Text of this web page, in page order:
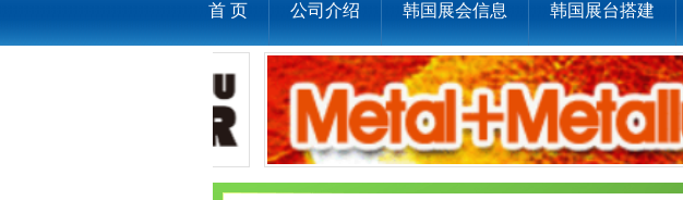
首 页 公司介绍 韩国展会信息 韩国展台搭建